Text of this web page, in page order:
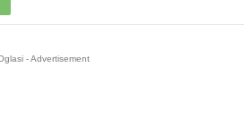
- Advertisement